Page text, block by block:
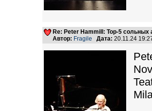
Re: Peter Hammill: Top-5 сольных
Автор: Fragile Дата: 20.11.24